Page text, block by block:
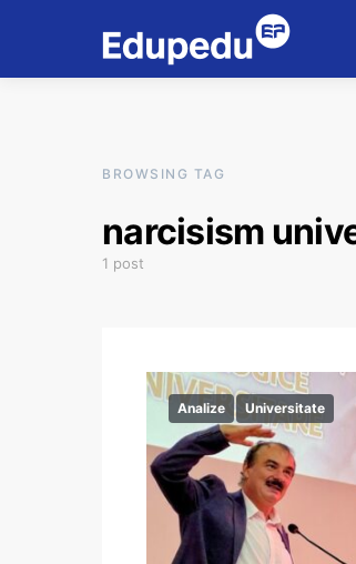
BROWSING TAG
narcisism
1 post
Analize Universitate